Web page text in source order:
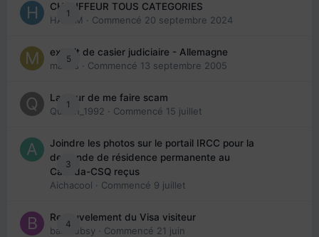
1
CHAUFFEUR TOUS CATEGORIES
HAZEM · Commencé 20 septembre 2024
5
extrait de casier judiciaire - Allemagne
maries · Commencé 13 septembre 2005
1
La peur de me faire scam
Queen_1992 · Commencé 15 juillet
3
Joindre les photos sur le portail IRCC pour la
demande de résidence permanente au
Canada-CSQ reçus
Aichacool · Commencé 9 juillet
4
Renouvelement du Visa visiteur
babibubsy · Commencé 21 juin